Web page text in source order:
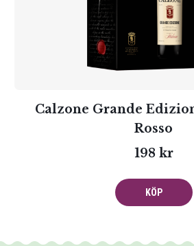
Calzone Grande
Rosso
198 kr
KÖP